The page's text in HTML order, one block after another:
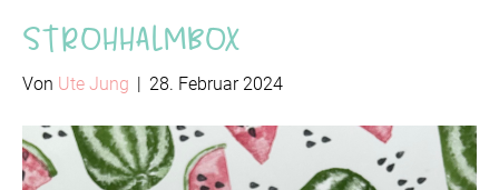
Strohhalmbox
Von Ute Jung 28. Februar 2024